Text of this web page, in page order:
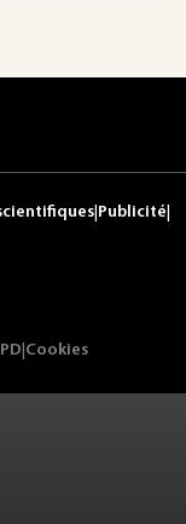
Publicité
Cookies